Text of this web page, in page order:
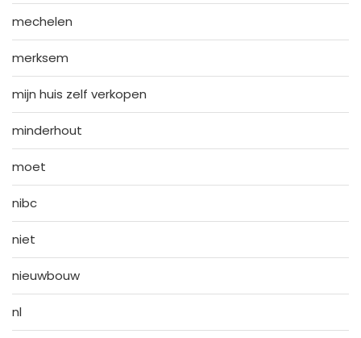
mechelen
merksem
mijn huis zelf verkopen
minderhout
moet
nibc
niet
nieuwbouw
nl